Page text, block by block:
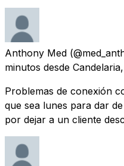
Anthony Med
minutos desde
Problemas de conexión
que sea lunes para dar
por dejar a un cliente